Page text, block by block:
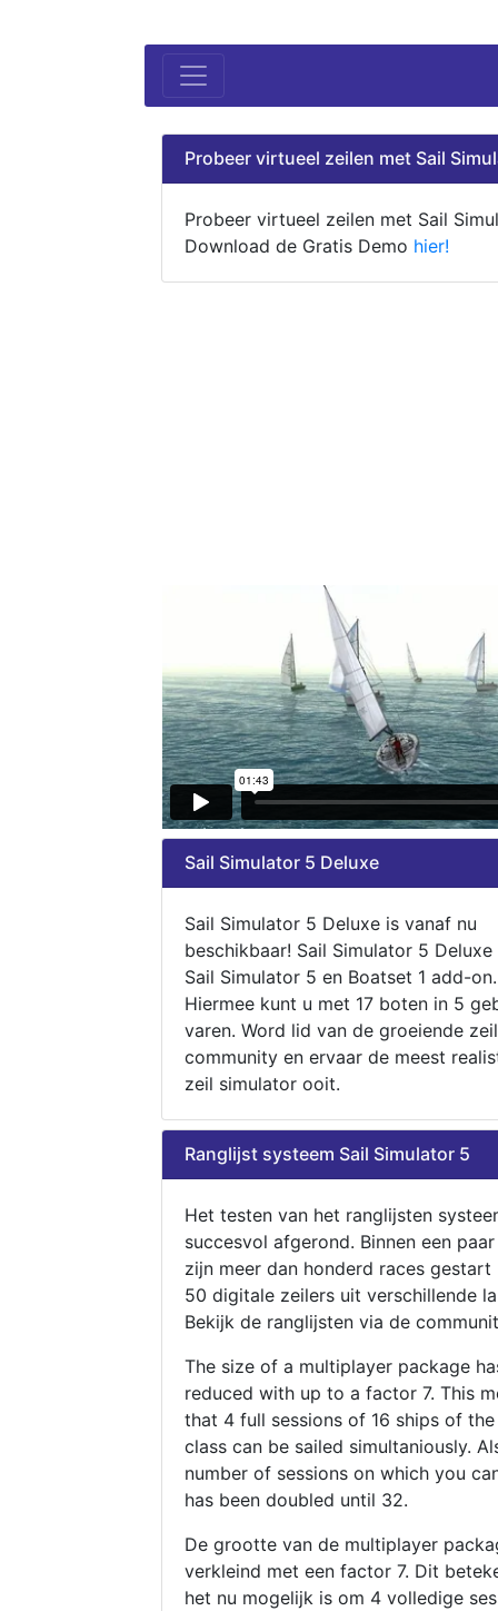
Probeer virtueel zeilen met Sail
Probeer virtueel zeilen met Sail
Download de Gratis Demo hier!
Sail Simulator 5 Deluxe
Sail Simulator 5 Deluxe is vanaf nu
beschikbaar! Sail Simulator 5
Sail Simulator 5 en Boatset 1 add-on.
Hiermee kunt u met 17 boten in 5
varen. Word lid van de groeiende zeil
community en ervaar de meest
zeil simulator ooit.
Ranglijst systeem Sail Simulator 5
Het testen van het ranglijsten
succesvol afgerond. Binnen een
zijn meer dan honderd races gestart
50 digitale zeilers uit verschillende
Bekijk de ranglijsten via de
The size of a multiplayer package
reduced with up to a factor 7. This
that 4 full sessions of 16 ships of
class can be sailed simultaniously.
number of sessions on which you
has been doubled until 32.
De grootte van de multiplayer
verkleind met een factor 7. Dit
het nu mogelijk is om 4 volledige